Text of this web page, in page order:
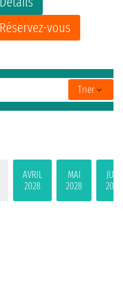
AVRIL
2028
MAI
2028
JUIN
2028
Réservez-vous
Trier